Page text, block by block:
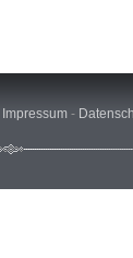
Impressum -